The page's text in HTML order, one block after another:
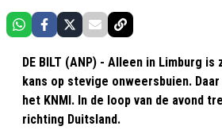
DE BILT (ANP) - Alleen in Limburg
kans op stevige onweersbuien.
het KNMI. In de loop van de avond
richting Duitsland.